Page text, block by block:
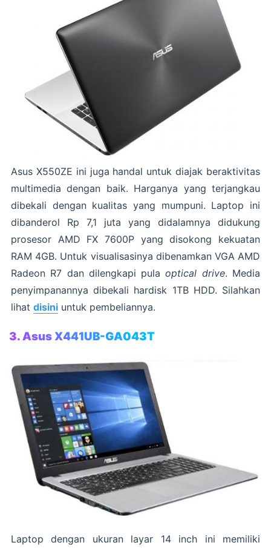
Asus X550ZE ini juga handal untuk diajak beraktivitas
multimedia dengan baik. Harganya yang terjangkau
dibekali dengan kualitas yang mumpuni. Laptop ini
dibanderol Rp 7,1 juta yang didalamnya didukung
prosesor AMD FX 7600P yang disokong kekuatan
RAM 4GB. Untuk visualisasinya dibenamkan VGA AMD
Radeon R7 dan dilengkapi pulaoptical drive. Media
penyimpanannya dibekali hardisk 1TB HDD. Silahkan
lihat disini untuk pembeliannya.
3. Asus X441UB-GA043T
Laptop dengan ukuran layar 14 inch ini memiliki